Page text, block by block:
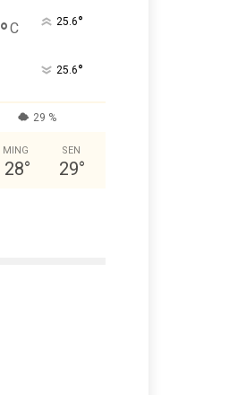
°C 25.6°
25.6°
29 %
MING
28°
SEN
29°